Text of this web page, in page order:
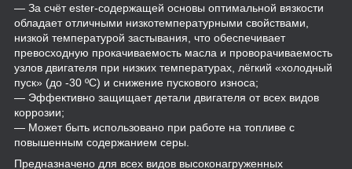
— За счёт ester-содержащей основы оптимальной вязкости
обладает отличными низкотемпературными свойствами,
низкой температурой застывания, что обеспечивает
превосходную прокачиваемость масла и проворачиваемость
узлов двигателя при низких температурах, лёгкий «холодный
пуск» (до -30 ºC) и снижение пускового износа;
— Эффективно защищает детали двигателя от всех видов
коррозии;
— Может быть использовано при работе на топливе с
повышенным содержанием серы.
Предназначено для всех видов высоконагруженных